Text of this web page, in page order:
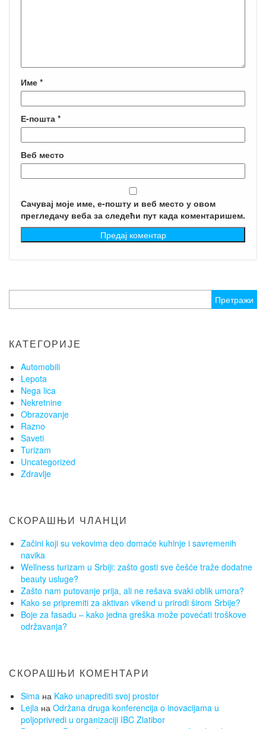
Име *
Е-пошта *
Веб место
Сачувај моје име, е-пошту и веб место у овом
прегледачу веба за следећи пут када коментаришем.
за:
КАТЕГОРИЈЕ
Automobili
Lepota
Nega lica
Nekretnine
Obrazovanje
Razno
Saveti
Turizam
Uncategorized
Zdravlje
СКОРАШЊИ ЧЛАНЦИ
Začini koji su vekovima deo domaće kuhinje i savremenih
navika
Wellness turizam u Srbiji: zašto gosti sve češće traže dodatne
beauty usluge?
Zašto nam putovanje prija, ali ne rešava svaki oblik umora?
Kako se pripremiti za aktivan vikend u prirodi širom Srbije?
Boje za fasadu – kako jedna greška može povećati troškove
održavanja?
СКОРАШЊИ КОМЕНТАРИ
Sima на Kako unaprediti svoj prostor
Lejla на Održana druga konferencija o inovacijama u
poljoprivredi u organizaciji IBC Zlatibor